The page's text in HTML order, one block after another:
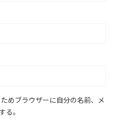
めブラウザーに自分の名前、メ
る。